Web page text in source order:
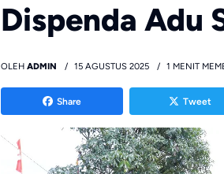
Dispenda Adu
OLEH ADMIN 15 AGUSTUS 2025 1 MENIT
Share Tweet